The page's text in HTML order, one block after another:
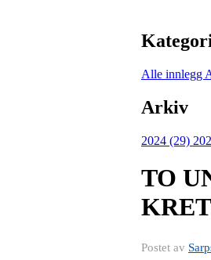
Alle innlegg
Arkiv
2024 (29)
TO
Postet av